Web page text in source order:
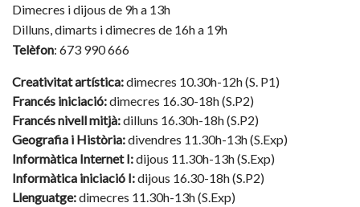
Dimecres i dijous de 9h a 13h
Dilluns, dimarts i dimecres de 16h a 19h
Telèfon: 673 990 666
Creativitat artística:dimecres 10.30h-12h (S. P1)
Francés iniciació:dimecres 16.30-18h (S.P2)
Francés nivell mitjà:dilluns 16.30h-18h (S.P2)
Geografia i Història:divendres 11.30h-13h (S.Exp)
Informàtica Internet I:dijous 11.30h-13h (S.Exp)
Informàtica iniciació I:dijous 16.30-18h (S.P2)
Llenguatge:dimecres 11.30h-13h (S.Exp)